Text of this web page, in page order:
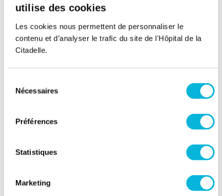
utilise des cookies
Les cookies nous permettent de personnaliser le
contenu et d’analyser le trafic du site de l'Hôpital de la
Citadelle.
Nécessaires
Préférences
Statistiques
Marketing
Matin
Après-midi
Après-midi